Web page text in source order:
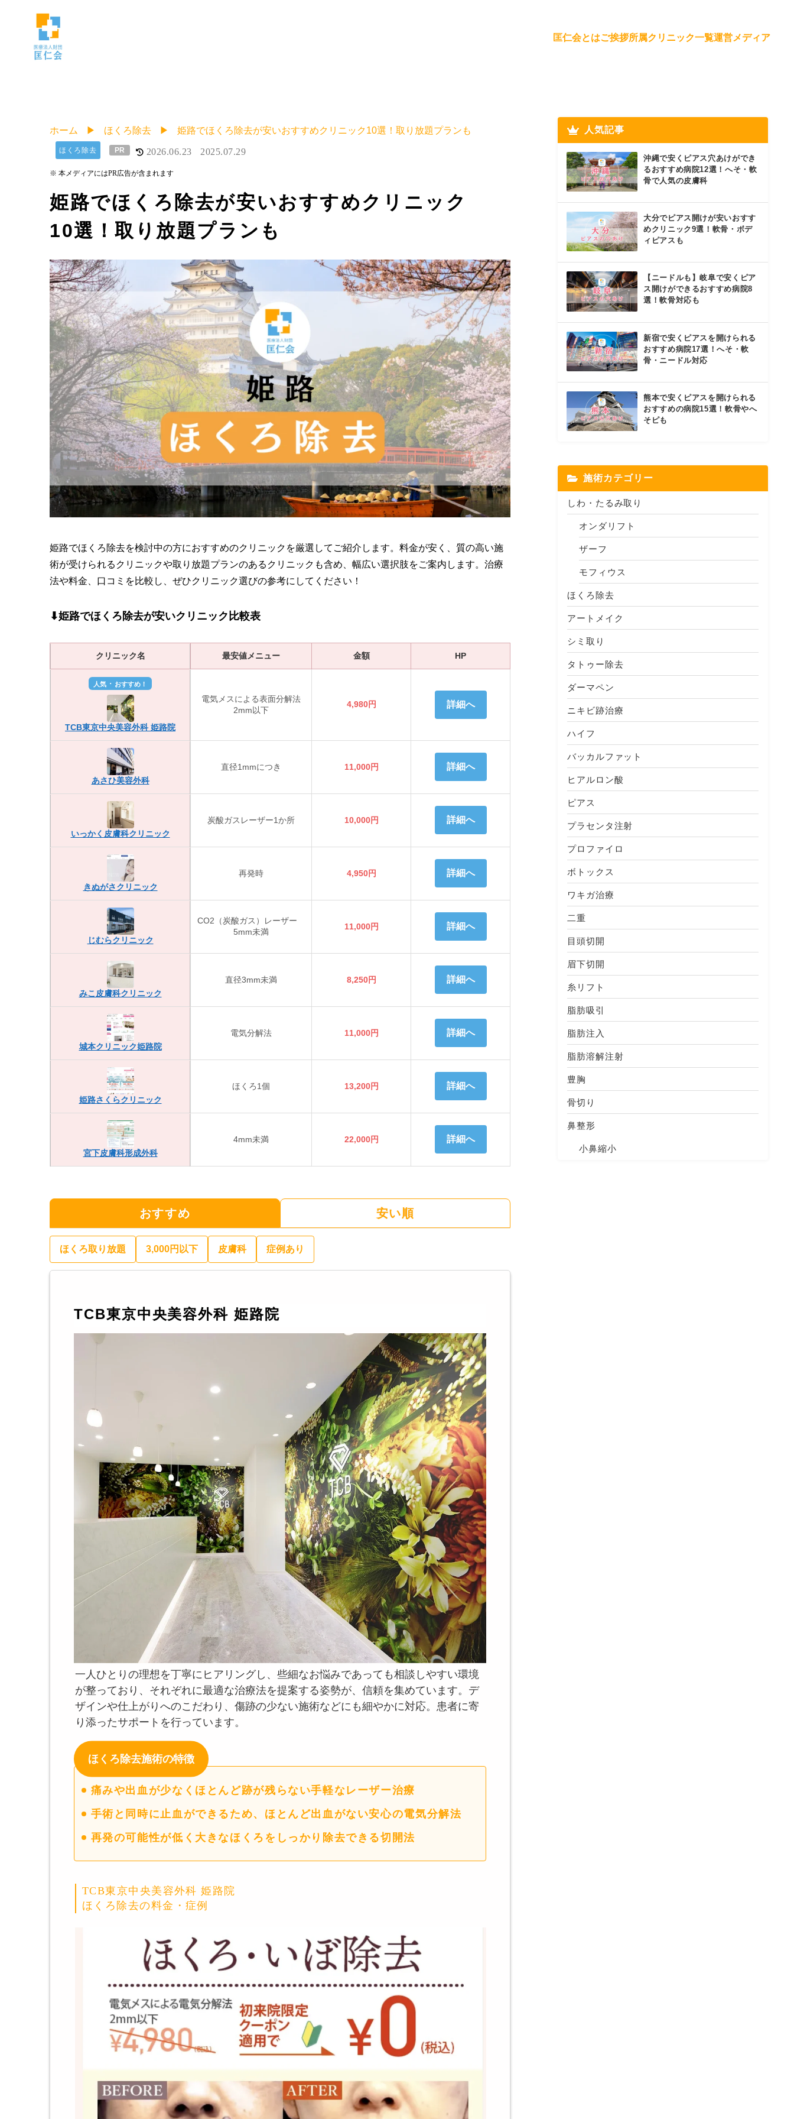
匡仁会とはご挨拶所属クリニック一覧運営メディア
ホーム ほくろ除去 姫路でほくろ除去が安いおすすめクリニック10選！取り放題プランも
姫路でほくろ除去が安いおすすめクリニック
10選！取り放題プランも
2026.06.23 2025.07.29
ほくろ除去 PR
※ 本メディアにはPR広告が含まれます
姫路でほくろ除去を検討中の方におすすめのクリニックを厳選してご紹介します。料金が安く、質の高い施
術が受けられるクリニックや取り放題プランのあるクリニックも含め、幅広い選択肢をご案内します。治療
法や料金、口コミを比較し、ぜひクリニック選びの参考にしてください！
⬇︎姫路でほくろ除去が安いクリニック比較表
クリニック名 最安値メニュー 金額 HP
人気 ・ おすすめ！
TCB東京中央美容外科 姫路院
電気メスによる表面分解法
2mm以下
4,980円 詳細へ
あさひ美容外科
直径1mmにつき 11,000円 詳細へ
いっかく皮膚科クリニック
炭酸ガスレーザー1か所 10,000円 詳細へ
きぬがさクリニック
再発時 4,950円 詳細へ
じむらクリニック
CO2（炭酸ガス）レーザー
5mm未満
11,000円 詳細へ
みこ皮膚科クリニック
直径3mm未満 8,250円 詳細へ
城本クリニック姫路院
電気分解法 11,000円 詳細へ
姫路さくらクリニック
ほくろ1個 13,200円 詳細へ
宮下皮膚科形成外科
4mm未満 22,000円 詳細へ
おすすめ 安い順
ほくろ取り放題 3,000円以下 皮膚科 症例あり
TCB東京中央美容外科 姫路院
一人ひとりの理想を丁寧にヒアリングし、些細なお悩みであっても相談しやすい環境
が整っており、それぞれに最適な治療法を提案する姿勢が、信頼を集めています。デ
ザインや仕上がりへのこだわり、傷跡の少ない施術などにも細やかに対応。患者に寄
り添ったサポートを行っています。
ほくろ除去施術の特徴
痛みや出血が少なくほとんど跡が残らない手軽なレーザー治療
手術と同時に止血ができるため、ほとんど出血がない安心の電気分解法
再発の可能性が低く大きなほくろをしっかり除去できる切開法
TCB東京中央美容外科 姫路院
ほくろ除去の料金・症例
人気記事
沖縄で安くピアス穴あけができ
るおすすめ病院12選！へそ・軟
骨で人気の皮膚科
大分でピアス開けが安いおすす
めクリニック9選！軟骨・ボデ
ィピアスも
【ニードルも】岐阜で安くピア
ス開けができるおすすめ病院8
選！軟骨対応も
新宿で安くピアスを開けられる
おすすめ病院17選！へそ・軟
骨・ニードル対応
熊本で安くピアスを開けられる
おすすめの病院15選！軟骨やへ
そピも
施術カテゴリー
しわ・たるみ取り
オンダリフト
ザーフ
モフィウス
ほくろ除去
アートメイク
シミ取り
タトゥー除去
ダーマペン
ニキビ跡治療
ハイフ
バッカルファット
ヒアルロン酸
ピアス
プラセンタ注射
プロファイロ
ボトックス
ワキガ治療
二重
目頭切開
眉下切開
糸リフト
脂肪吸引
脂肪注入
脂肪溶解注射
豊胸
骨切り
鼻整形
小鼻縮小